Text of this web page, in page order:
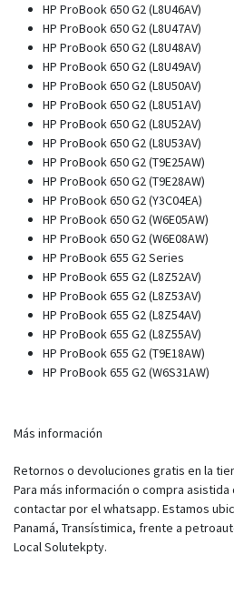
HP ProBook 650 G2 (L8U46AV)
HP ProBook 650 G2 (L8U47AV)
HP ProBook 650 G2 (L8U48AV)
HP ProBook 650 G2 (L8U49AV)
HP ProBook 650 G2 (L8U50AV)
HP ProBook 650 G2 (L8U51AV)
HP ProBook 650 G2 (L8U52AV)
HP ProBook 650 G2 (L8U53AV)
HP ProBook 650 G2 (T9E25AW)
HP ProBook 650 G2 (T9E28AW)
HP ProBook 650 G2 (Y3C04EA)
HP ProBook 650 G2 (W6E05AW)
HP ProBook 650 G2 (W6E08AW)
HP ProBook 655 G2 Series
HP ProBook 655 G2 (L8Z52AV)
HP ProBook 655 G2 (L8Z53AV)
HP ProBook 655 G2 (L8Z54AV)
HP ProBook 655 G2 (L8Z55AV)
HP ProBook 655 G2 (T9E18AW)
HP ProBook 655 G2 (W6S31AW)
Más información
Retornos o devoluciones gratis en la
Para más información o compra
contactar por el whatsapp. Estamos
Panamá, Transístimica, frente a
Local Solutekpty.